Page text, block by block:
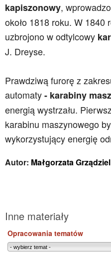
kapiszonowy,
około 1818 roku. W 1840
uzbrojono w odtylcowy
J. Dreyse.
Prawdziwą furorę z
automaty- karabiny
energią wystrzału.
karabinu maszynowego
wykorzystujący energię
Autor: Małgorzata Grządziel
Inne materiały
Opracowania tematów